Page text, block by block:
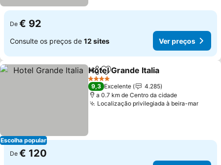
De € 92
Consulte os preços de 12 sites Ver preços
Escolha popular
PartilharAdicionar aos favoritos
Hotel Grande Italia
4 Estrelas
9,3 Excelente
4.285
a 0.7 km de Centro da cidade
Localização privilegiada à beira-mar
De € 120